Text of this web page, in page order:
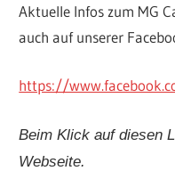
Aktuelle Infos zum MG
auch auf unserer
https://
Beim Klick auf diesen
Webseite.